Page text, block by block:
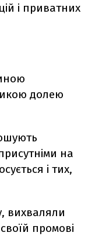
і приватних
долею
на
і тих,
вихваляли
промові